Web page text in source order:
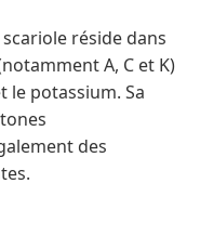
réside dans
A, C et K)
le potassium. Sa
des